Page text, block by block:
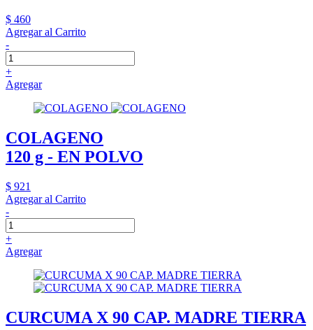
$ 460
Agregar al Carrito
-
+
Agregar
COLAGENO
120 g - EN POLVO
$ 921
Agregar al Carrito
-
+
Agregar
CURCUMA X 90 CAP. MADRE TIERRA